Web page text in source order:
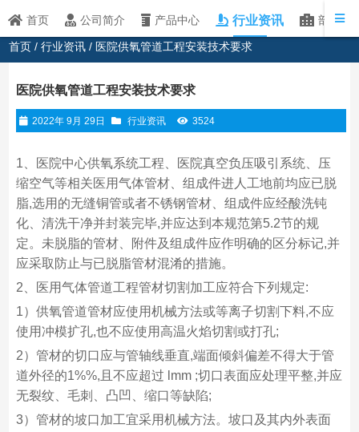
首页 公司简介 产品中心 行业资讯 部分客
首页 /行业资讯 / 医院供氧管道工程安装技术要求
医院供氧管道工程安装技术要求
2022年 9月 29日 行业资讯 3524
1、医院中心供氧系统工程、医院真空负压吸引系统、压
缩空气等相关医用气体管材、组成件进人工地前均应已脱
脂,选用的无缝铜管或者不锈钢管材、组成件应经酸洗钝
化、清洗干净并封装完毕,并应达到本规范第5.2节的规
定。未脱脂的管材、附件及组成件应作明确的区分标记,并
应采取防止与已脱脂管材混淆的措施。
2、医用气体管道工程管材切割加工应符合下列规定:
1）供氧管道管材应使用机械方法或等离子切割下料,不应
使用冲模扩孔,也不应使用高温火焰切割或打孔;
2）管材的切口应与管轴线垂直,端面倾斜偏差不得大于管
道外径的1%%,且不应超过 lmm ;切口表面应处理平整,并应
无裂纹、毛刺、凸凹、缩口等缺陷;
3）管材的坡口加工宜采用机械方法。坡口及其内外表面